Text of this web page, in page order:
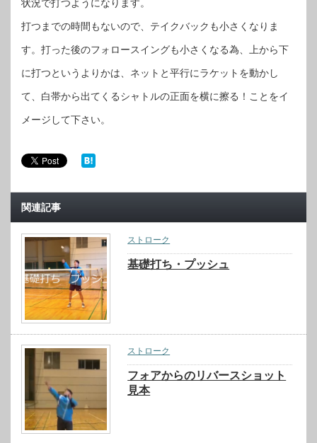
状況で打つようになります。
打つまでの時間もないので、テイクバックも小さくなりま
す。打った後のフォロースイングも小さくなる為、上から下
に打つというよりかは、ネットと平行にラケットを動かし
て、白帯から出てくるシャトルの正面を横に擦る！ことをイ
メージして下さい。
関連記事
ストローク
基礎打ち・プッシュ
ストローク
フォアからのリバースショット
見本